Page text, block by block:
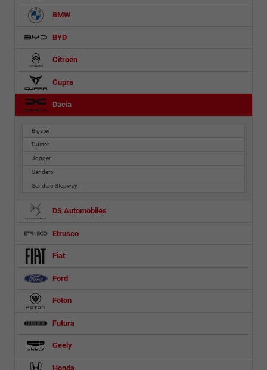
BMW
BYD
Citroën
Cupra
Dacia
Bigster
Duster
Jogger
Sandero
Sandero Stepway
DS Automobiles
Etrusco
Fiat
Ford
Foton
Futura
Geely
Honda